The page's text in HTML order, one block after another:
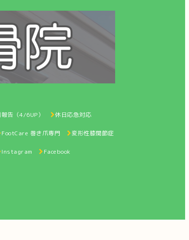
告（4/6UP） 休日応急対応
FootCare 巻き爪専門 変形性膝関節症
Instagram Facebook